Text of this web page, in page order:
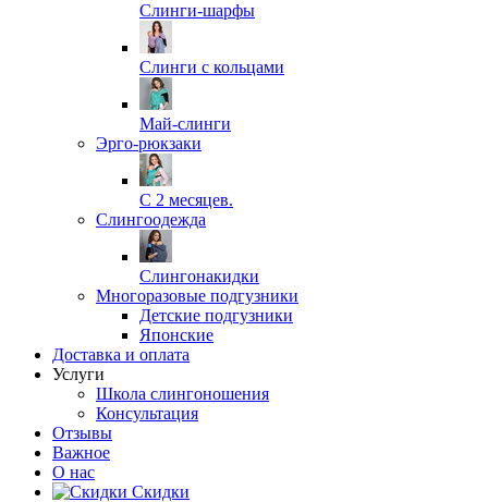
Слинги-шарфы
Слинги с кольцами
Май-слинги
Эрго-рюкзаки
С 2 месяцев.
Слингоодежда
Слингонакидки
Многоразовые подгузники
Детские подгузники
Японские
Доставка и оплата
Услуги
Школа слингоношения
Консультация
Отзывы
Важное
О нас
Скидки